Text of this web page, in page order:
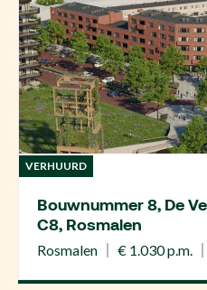
VERHUURD
Bouwnummer 8, De
C8, Rosmalen
Rosmalen € 1.030 p.m.